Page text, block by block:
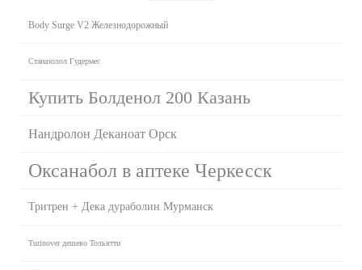
Body Surge V2 Железнодорожный
Станазолол Гудермес
Купить Болденол 200 Казань
Нандролон Деканоат Орск
Оксанабол в аптеке Черкесск
Тритрен + Дека дураболин Мурманск
Turinover дешево Тольятти